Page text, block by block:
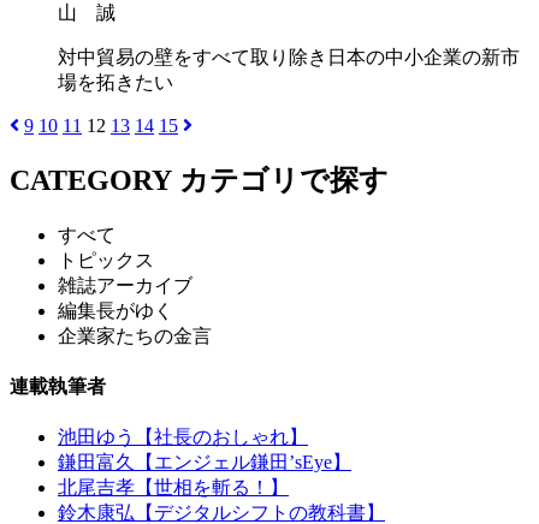
山 誠
対中貿易の壁をすべて取り除き日本の中小企業の新市
場を拓きたい
9 10 11 12 13 14 15
CATEGORY カテゴリで探す
すべて
トピックス
雑誌アーカイブ
編集長がゆく
企業家たちの金言
連載執筆者
池田ゆう【社長のおしゃれ】
鎌田富久【エンジェル鎌田’sEye】
北尾吉孝【世相を斬る！】
鈴木康弘【デジタルシフトの教科書】